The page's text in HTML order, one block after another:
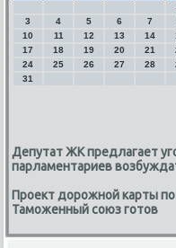
3
4 5 6 7
10
11 12 13 14
17
18 19 20 21
24
25 26 27 28
31
Депутат ЖК предлагает
парламентариев
Проект дорожной карты
Таможенный союз готов